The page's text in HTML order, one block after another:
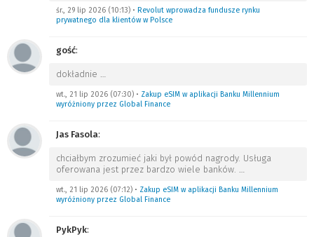
śr., 29 lip 2026 (10:13) • Revolut wprowadza fundusze rynku
prywatnego dla klientów w Polsce
gość:
dokładnie …
wt., 21 lip 2026 (07:30) • Zakup eSIM w aplikacji Banku Millennium
wyróżniony przez Global Finance
Jas Fasola:
chciałbym zrozumieć jaki był powód nagrody. Usługa
oferowana jest przez bardzo wiele banków. …
wt., 21 lip 2026 (07:12) • Zakup eSIM w aplikacji Banku Millennium
wyróżniony przez Global Finance
PykPyk: